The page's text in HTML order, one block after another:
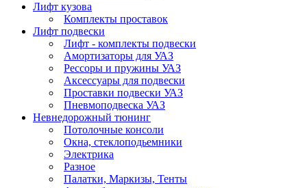
Лифт кузова
Комплекты проставок
Лифт подвески
Лифт - комплекты подвески
Амортизаторы для УАЗ
Рессоры и пружины УАЗ
Аксессуары для подвески
Проставки подвески УАЗ
Пневмоподвеска УАЗ
Невнедорожный тюнинг
Потолочные консоли
Окна, стеклоподьемники
Электрика
Разное
Палатки, Маркизы, Тенты